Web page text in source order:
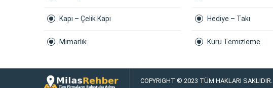
Kapı – Çelik Kapı
Mimarlık
Hediye – Takı
Kuru Temizleme
COPYRIGHT © 2023 TÜM HAKLARI SAKLIDIR.